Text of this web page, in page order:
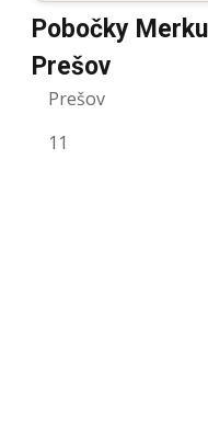
Pobočky
Prešov
Prešov
11